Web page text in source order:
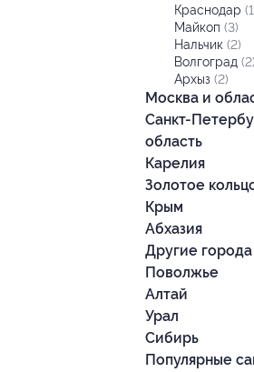
Москва и
Санкт-
область
Карелия
Золотое
Краснодар
Майкоп (3)
Нальчик (2)
Волгоград (2)
Архыз (2)
Крым
Абхазия
Другие города
Поволжье
Алтай
Урал
Сибирь
Популярные